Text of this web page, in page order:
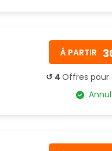
Á PARTIR
↺ 4 Offres